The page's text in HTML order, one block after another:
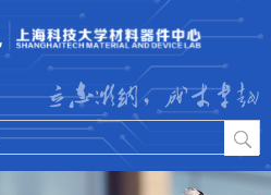
立志微纳，成才卓越